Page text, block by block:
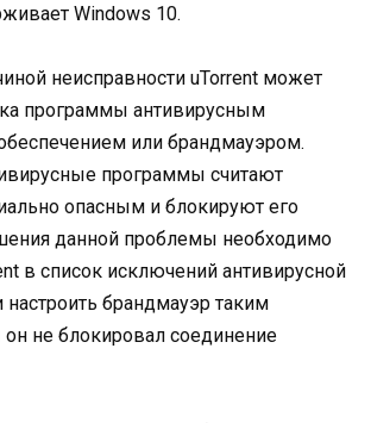
Windows 10.
неисправности uTorrent может
программы антивирусным
или брандмауэром.
программы считают
опасным и блокируют его
данной проблемы необходимо
в список исключений антивирусной
брандмауэр таким
не блокировал соединение